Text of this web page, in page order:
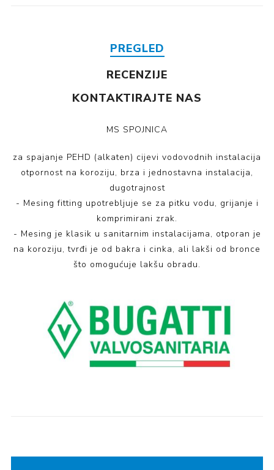
PREGLED
RECENZIJE
KONTAKTIRAJTE NAS
MS SPOJNICA
za spajanje PEHD (alkaten) cijevi vodovodnih instalacija
otpornost na koroziju, brza i jednostavna instalacija,
dugotrajnost
- Mesing fitting upotrebljuje se za pitku vodu, grijanje i
komprimirani zrak.
- Mesing je klasik u sanitarnim instalacijama, otporan je
na koroziju, tvrđi je od bakra i cinka, ali lakši od bronce
što omogućuje lakšu obradu.